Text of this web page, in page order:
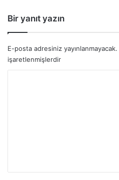
Bir yanıt yazın
E-posta adresiniz yayınlanmayacak.
işaretlenmişlerdir